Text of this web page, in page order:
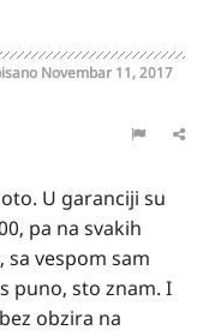
Novembar 11, 2017
U garanciji su
pa na svakih
sa vespom sam
puno, sto znam. I
obzira na